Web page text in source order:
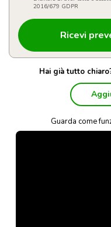
2016/679 GDPR
Hai già tutto
Guarda come